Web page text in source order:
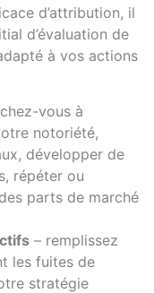
d’attribution, il
d’évaluation de
à vos actions
vous à
notoriété,
développer de
répéter ou
parts de marché
– remplissez
les fuites de
stratégie